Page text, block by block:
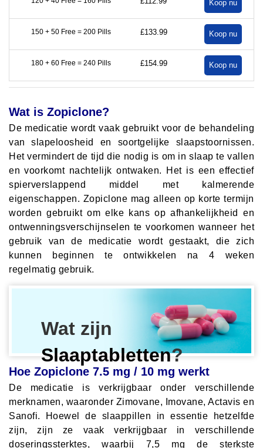
150 + 50 Free = 200 Pills £133.99
180 + 60 Free = 240 Pills £154.99
Wat is Zopiclone?
De medicatie wordt vaak gebruikt voor de behandeling
van slapeloosheid en soortgelijke slaapstoornissen.
Het vermindert de tijd die nodig is om in slaap te vallen
en voorkomt nachtelijk ontwaken. Het is een effectief
spierverslappend middel met kalmerende
eigenschappen. Zopiclone mag alleen op korte termijn
worden gebruikt om elke kans op afhankelijkheid en
ontwenningsverschijnselen te voorkomen wanneer het
gebruik van de medicatie wordt gestaakt, die zich
kunnen beginnen te ontwikkelen na 4 weken
regelmatig gebruik.
Wat zijn
Slaaptabletten?
Hoe Zopiclone 7.5 mg / 10 mg werkt
De medicatie is verkrijgbaar onder verschillende
merknamen, waaronder Zimovane, Imovane, Actavis en
Sanofi. Hoewel de slaappillen in essentie hetzelfde
zijn, zijn ze vaak verkrijgbaar in verschillende
doseringssterktes, waarbij 7,5 mg de sterkste